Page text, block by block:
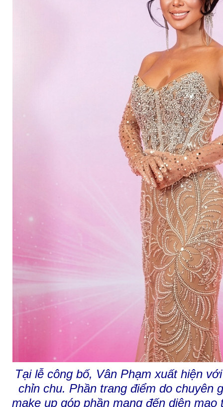
Tại lễ công bố, Vân Phạm xuất hiện
chỉn chu. Phần trang điểm do chuyên
make up góp phần mang đến diện